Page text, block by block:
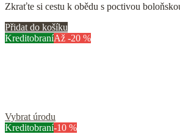
Zkraťte si cestu k obědu s poctivou
Přidat do košíku
KreditobraníAž -20 %
Vybrat úrodu
Kreditobraní-10 %